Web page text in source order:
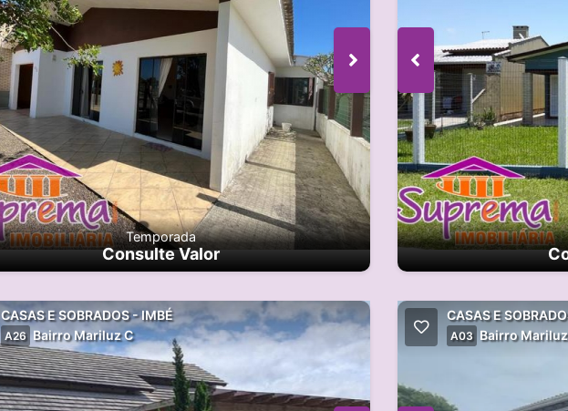
Temporada
Consulte Valor
CASAS E SOBRADOS - IMBÉ
A26 Bairro Mariluz C
CASAS E
A03 Bairro Mariluz